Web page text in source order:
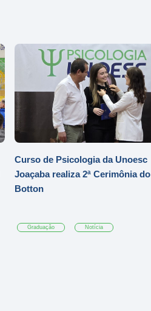
Curso de Psicologia da Unoesc
Joaçaba realiza 2ª Cerimônia do
Botton
Graduação Notícia